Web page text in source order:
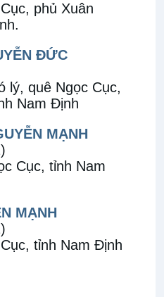
phủ Xuân
ĐỨC
lý, quê Ngọc Cục,
Nam Định
MẠNH
Cục, tỉnh Nam
MẠNH
tỉnh Nam Định